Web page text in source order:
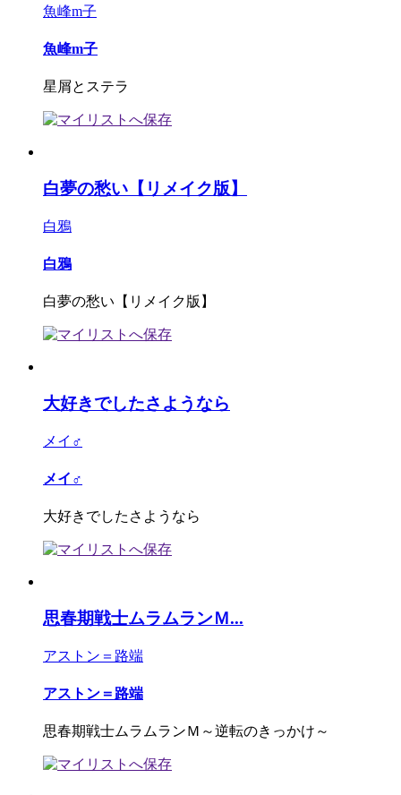
魚峰m子
魚峰m子
星屑とステラ
白夢の愁い【リメイク版】
白鴉
白鴉
白夢の愁い【リメイク版】
大好きでしたさようなら
メイ♂
メイ♂
大好きでしたさようなら
思春期戦士ムラムランＭ...
アストン＝路端
アストン＝路端
思春期戦士ムラムランＭ～逆転のきっかけ～